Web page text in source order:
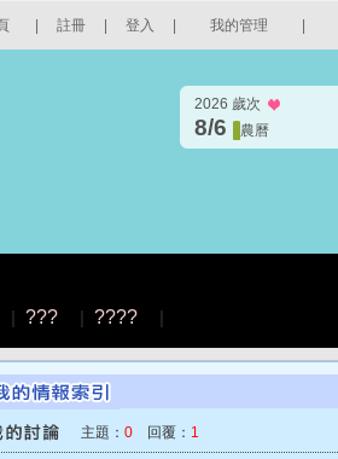
註冊 登入 我的管理
2026 歲次
8/6 農曆
| ??? | ???? |
主題： 0 回覆： 1